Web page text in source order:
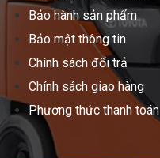
Bảo hành sản phẩm
Bảo mật thông tin
Chính sách đổi trả
Chính sách giao hàng
Phương thức thanh toán